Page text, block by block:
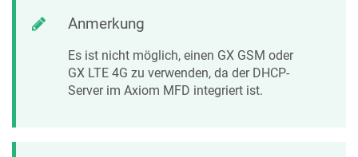
Anmerkung
Es ist nicht möglich, einen GX GSM oder
GX LTE 4G zu verwenden, da der DHCP-
Server im Axiom MFD integriert ist.